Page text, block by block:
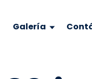
Galería